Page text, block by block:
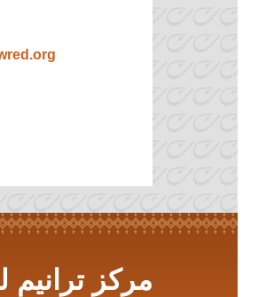
مركز ترانيم